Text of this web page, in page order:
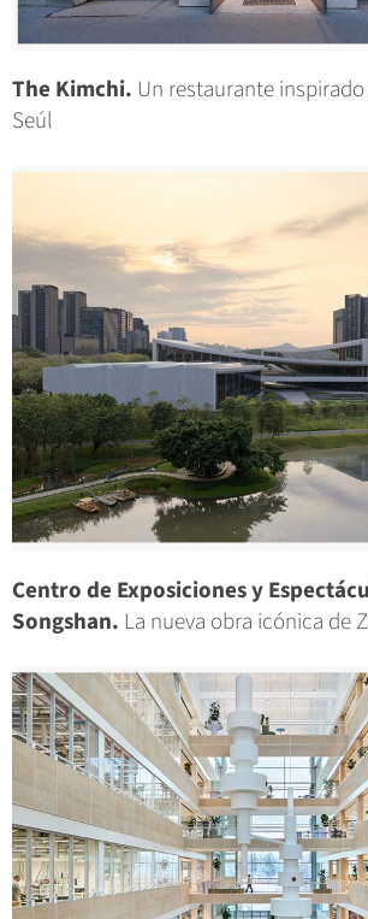
The Kimchi. Un restaurante
Seúl
Centro de Exposiciones y
Songshan. La nueva obra icónica de